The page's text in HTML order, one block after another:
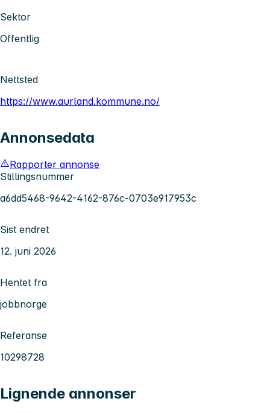
Sektor
Offentlig
Nettsted
https://www.aurland.kommune.no/
Annonsedata
Rapporter annonse
Stillingsnummer
a6dd5468-9642-4162-876c-0703e917953c
Sist endret
12. juni 2026
Hentet fra
jobbnorge
Referanse
10298728
Lignende annonser